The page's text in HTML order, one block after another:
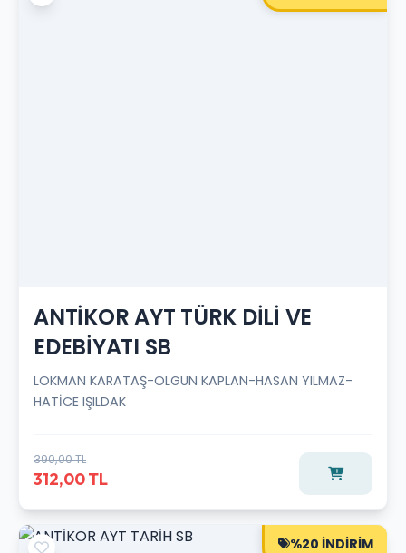
ANTİKOR AYT TÜRK DİLİ VE
EDEBİYATI SB
LOKMAN KARATAŞ-OLGUN KAPLAN-HASAN YILMAZ-
HATİCE IŞILDAK
390,00 TL
312,00 TL
%20 İNDİRİM